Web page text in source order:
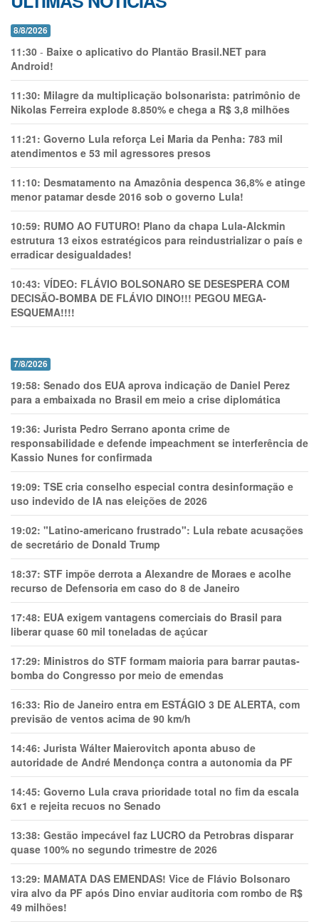
8/8/2026
11:30 - Baixe o aplicativo do Plantão Brasil.NET para
Android!
11:30: Milagre da multiplicação bolsonarista: patrimônio de
Nikolas Ferreira explode 8.850% e chega a R$ 3,8 milhões
11:21: Governo Lula reforça Lei Maria da Penha: 783 mil
atendimentos e 53 mil agressores presos
11:10: Desmatamento na Amazônia despenca 36,8% e atinge
menor patamar desde 2016 sob o governo Lula!
10:59: RUMO AO FUTURO! Plano da chapa Lula-Alckmin
estrutura 13 eixos estratégicos para reindustrializar o país e
erradicar desigualdades!
10:43: VÍDEO: FLÁVIO BOLSONARO SE DESESPERA COM
DECISÃO-BOMBA DE FLÁVIO DINO!!! PEGOU MEGA-
ESQUEMA!!!!
7/8/2026
19:58: Senado dos EUA aprova indicação de Daniel Perez
para a embaixada no Brasil em meio a crise diplomática
19:36: Jurista Pedro Serrano aponta crime de
responsabilidade e defende impeachment se interferência de
Kassio Nunes for confirmada
19:09: TSE cria conselho especial contra desinformação e
uso indevido de IA nas eleições de 2026
19:02: "Latino-americano frustrado": Lula rebate acusações
de secretário de Donald Trump
18:37: STF impõe derrota a Alexandre de Moraes e acolhe
recurso de Defensoria em caso do 8 de Janeiro
17:48: EUA exigem vantagens comerciais do Brasil para
liberar quase 60 mil toneladas de açúcar
17:29: Ministros do STF formam maioria para barrar pautas-
bomba do Congresso por meio de emendas
16:33: Rio de Janeiro entra em ESTÁGIO 3 DE ALERTA, com
previsão de ventos acima de 90 km/h
14:46: Jurista Wálter Maierovitch aponta abuso de
autoridade de André Mendonça contra a autonomia da PF
14:45: Governo Lula crava prioridade total no fim da escala
6x1 e rejeita recuos no Senado
13:38: Gestão impecável faz LUCRO da Petrobras disparar
quase 100% no segundo trimestre de 2026
13:29: MAMATA DAS EMENDAS! Vice de Flávio Bolsonaro
vira alvo da PF após Dino enviar auditoria com rombo de R$
49 milhões!